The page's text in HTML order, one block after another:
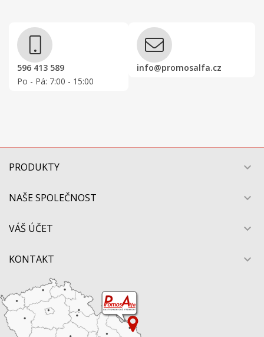
596 413 589
Po - Pá: 7:00 - 15:00
info@promosalfa.cz
PRODUKTY 
NAŠE SPOLEČNOST 
VÁŠ ÚČET 
KONTAKT 